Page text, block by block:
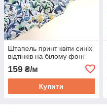
Штапель принт квіти синіх
відтінків на білому фоні
159 ₴/м
Купити